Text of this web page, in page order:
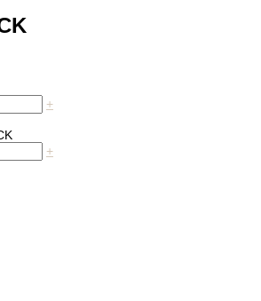
+
+